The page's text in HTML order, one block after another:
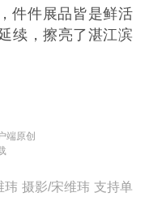
件件展品皆是鲜活
续，擦亮了湛江滨
端原创
摄影/宋维玮 支持单